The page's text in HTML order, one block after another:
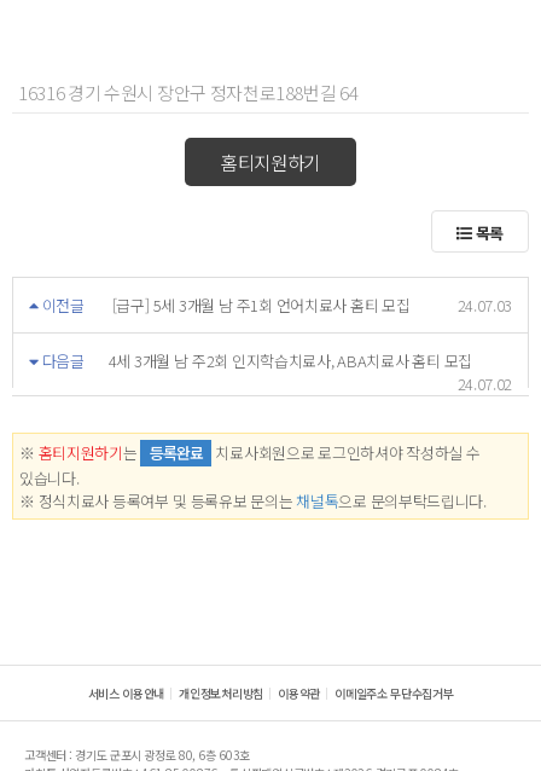
16316 경기 수원시 장안구 정자천로188번길 64
홈티지원하기
목록
이전글 [급구] 5세 3개월 남 주1회 언어치료사 홈티 모집 24.07.03
다음글
4세 3개월 남 주2회 인지학습치료사, ABA치료사 홈티 모집
24.07.02
※ 홈티지원하기는 등록완료 치료사회원으로 로그인하셔야 작성하실 수
있습니다.
※ 정식치료사 등록여부 및 등록유보 문의는 채널톡으로 문의부탁드립니다.
서비스 이용안내 개인정보처리방침 이용약관 이메일주소 무단수집거부
고객센터 : 경기도 군포시 광정로 80, 6층 603호